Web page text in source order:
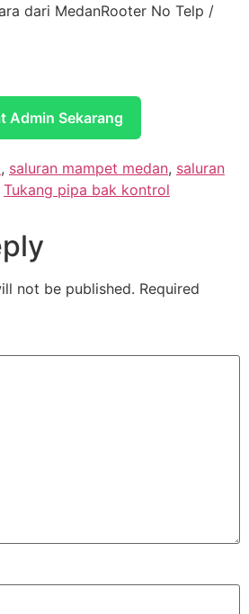
dari MedanRooter No Telp /
Admin Sekarang
, saluran mampet medan, saluran
Tukang pipa bak kontrol
not be published. Required